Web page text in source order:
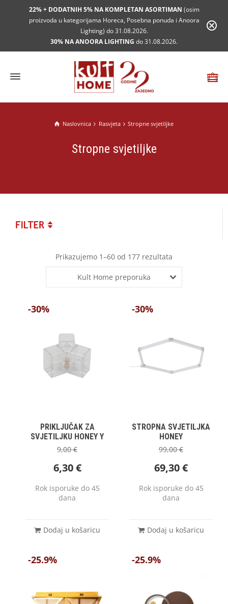
22% + DODATNIH 5% NA KOMPLETAN ASORTIMAN (osim
proizvoda u kategorijama Horeca, Posebna ponuda i Anoora
Lighting) do 31.08.2026.
30% NA ANOORA LIGHTING do 31.08.2026.
Naslovnica Rasvjeta Stropne svjetiljke
Stropne svjetiljke
Prikazujemo 1–60 od 177 rezultata
Kult Home preporuka
-30%
PRIKLJUČAK ZA
SVJETILJKU HONEY Y
9,00€
6,30€
Rok isporuke do 45
dana
Dodaj u košaricu
-30%
STROPNA SVJETILJKA
HONEY
99,00€
69,30€
Rok isporuke do 45
dana
Dodaj u košaricu
-25.9% -25.9%